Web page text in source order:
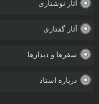
آثار نوشتاری
آثار گفتاری
سفرها و دیدارها
درباره استاد